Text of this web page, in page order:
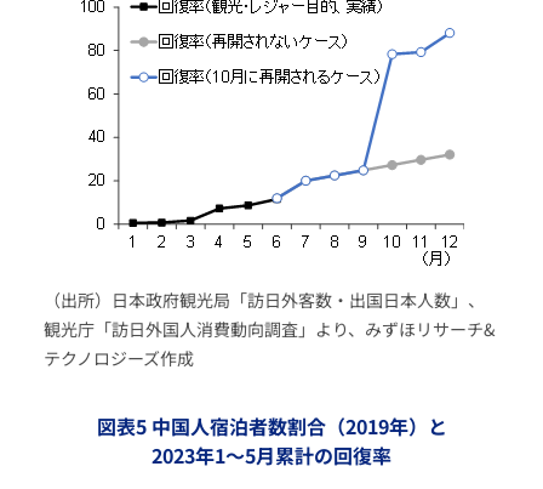
（出所）日本政府観光局「訪日外客数・出国日本人数」、
観光庁「訪日外国人消費動向調査」より、みずほリサーチ&
テクノロジーズ作成
図表5 中国人宿泊者数割合（2019年）と
2023年1～5月累計の回復率